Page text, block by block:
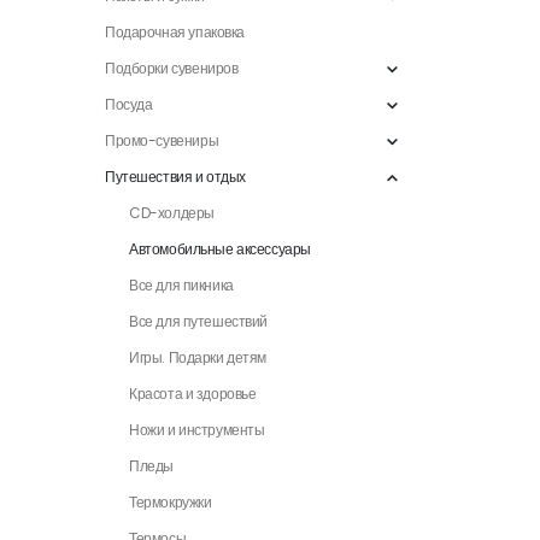
Подарочная упаковка
Подборки сувениров
Посуда
Промо-сувениры
Путешествия и отдых
CD-холдеры
Автомобильные аксессуары
Все для пикника
Все для путешествий
Игры. Подарки детям
Красота и здоровье
Ножи и инструменты
Пледы
Термокружки